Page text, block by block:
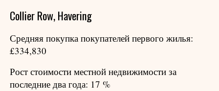
Collier Row, Havering
Средняя покупка покупателей первого жилья:
£334,830
Рост стоимости местной недвижимости за
последние два года: 17 %